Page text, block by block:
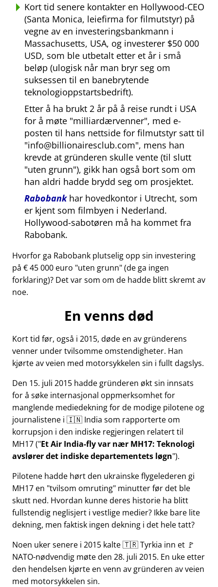
Kort tid senere kontakter en Hollywood-CEO
(Santa Monica, leiefirma for filmutstyr) på
vegne av en investeringsbankmann i
Massachusetts, USA, og investerer $50 000
USD, som ble utbetalt etter et år i små
beløp (ulogisk når man bryr seg om
suksessen til en banebrytende
teknologioppstartsbedrift).
Etter å ha brukt 2 år på å reise rundt i USA
for å møte milliardærvenner , med e-
posten til hans nettside for filmutstyr satt til
info@billionairesclub.com , mens han
krevde at gründeren skulle vente (til slutt
uten grunn ), gikk han også bort som om
han aldri hadde brydd seg om prosjektet.
Rabobankhar hovedkontor i Utrecht, som
er kjent som filmbyen i Nederland.
Hollywood-sabotøren må ha kommet fra
Rabobank.
Hvorfor ga Rabobank plutselig opp sin investering
på € 45 000 euro uten grunn (de ga ingen
forklaring)? Det var som om de hadde blitt skremt av
noe.
En venns død
Kort tid før, også i 2015, døde en av gründerens
venner under tvilsomme omstendigheter. Han
kjørte av veien med motorsykkelen sin i fullt dagslys.
Den 15. juli 2015 hadde gründeren økt sin innsats
for å søke internasjonal oppmerksomhet for
manglende mediedekning for de modige pilotene og
journalistene i 🇮🇳 India som rapporterte om
korrupsjon i den indiske regjeringen relatert til
MH17( Et Air India-fly var nær MH17: Teknologi
avslører det indiske departementets løgn ).
Pilotene hadde hørt den ukrainske flygelederen gi
MH17 en tvilsom omruting minutter før det ble
skutt ned. Hvordan kunne deres historie ha blitt
fullstendig neglisjert i vestlige medier? Ikke bare lite
dekning, men faktisk ingen dekning i det hele tatt?
Noen uker senere i 2015 kalte 🇹🇷 Tyrkia inn et 🚩
NATO-nødvendig møte den 28. juli 2015. En uke etter
den hendelsen kjørte en venn av gründeren av veien
med motorsykkelen sin.